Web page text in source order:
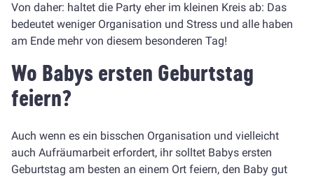
Von daher: haltet die Party eher im kleinen Kreis ab: Das
bedeutet weniger Organisation und Stress und alle haben
am Ende mehr von diesem besonderen Tag!
Wo Babys ersten Geburtstag
feiern?
Auch wenn es ein bisschen Organisation und vielleicht
auch Aufräumarbeit erfordert, ihr solltet Babys ersten
Geburtstag am besten an einem Ort feiern, den Baby gut